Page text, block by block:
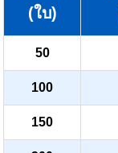
(ใบ)
50
100
150